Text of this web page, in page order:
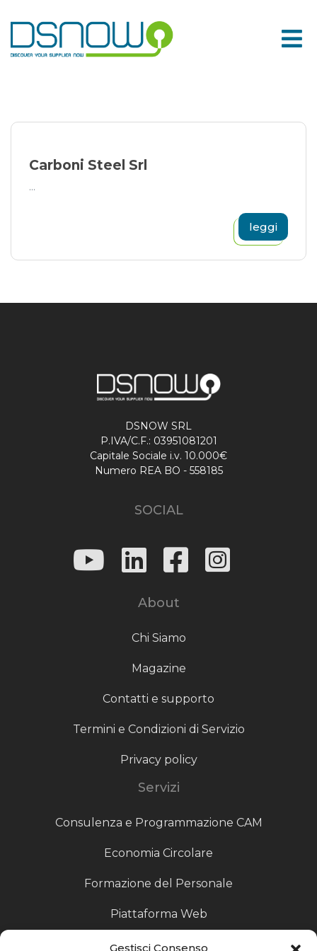
Gestisci Consenso
to
content
Carboni Steel Srl
...
leggi
DSNOW SRL
P.IVA/C.F.: 03951081201
Capitale Sociale i.v. 10.000€
Numero REA BO - 558185
SOCIAL
About
Chi Siamo
Magazine
Contatti e supporto
Termini e Condizioni di Servizio
Privacy policy
Servizi
Consulenza e Programmazione CAM
Economia Circolare
Formazione del Personale
Piattaforma Web
Scouting fornitori